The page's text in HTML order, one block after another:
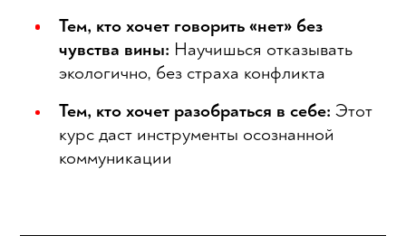
Тем, кто хочет говорить «нет» без
чувства вины: Научишься отказывать
экологично, без страха конфликта
Тем, кто хочет разобраться в себе: Этот
курс даст инструменты осознанной
коммуникации